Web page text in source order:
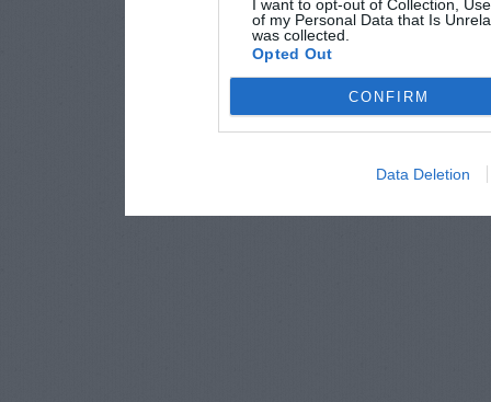
I want to opt-out of Collection,
of my Personal Data that Is
was collected.
Opted Out
CONFIRM
Data Deletion